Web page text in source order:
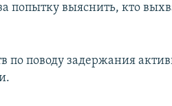
попытку выяснить, кто
поводу задержания